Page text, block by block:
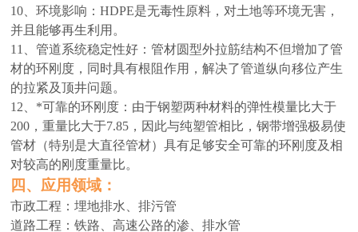
10、环境影响：HDPE是无毒性原料，对土地等环境无害，
并且能够再生利用。
11、管道系统稳定性好：管材圆型外拉筋结构不但增加了管
材的环刚度，同时具有根阻作用，解决了管道纵向移位产生
的拉紧及顶井问题。
12、*可靠的环刚度：由于钢塑两种材料的弹性模量比大于
200，重量比大于7.85，因此与纯塑管相比，钢带增强极易使
管材（特别是大直径管材）具有足够安全可靠的环刚度及相
对较高的刚度重量比。
四、 应用领域：
市政工程：埋地排水、排污管
道路工程：铁路、高速公路的渗、排水管